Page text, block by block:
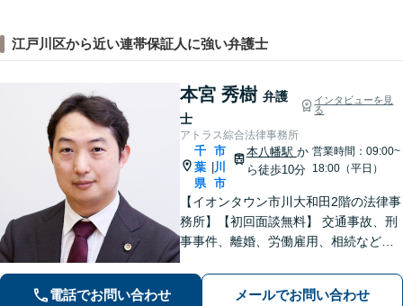
江戸川区から近い連帯保証人に強い弁護士
本宮 秀樹 弁護
士
インタビューを見
る
アトラス綜合法律事務所
千
葉
県
市
川
市
本八幡駅 か
ら徒歩10分
営業時間：09:00~
18:00（平日）
【イオンタウン市川大和田2階の法律事
務所】【初回面談無料】 交通事故、刑
事事件、離婚、労働雇用、相続などの
経験15年以上】依頼者様に寄り添い、
解決へと導きます【電話相談可】【本
電話でお問い合わせ メールでお問い合わせ